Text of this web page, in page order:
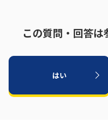
この質問・回答は
はい